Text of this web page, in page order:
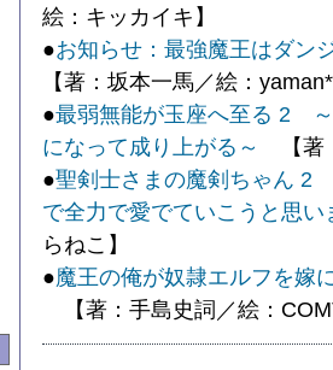
絵：キッカイキ】
●お知らせ：最強魔王はダン
【著：坂本一馬／絵：
●最弱無能が玉座へ至る 2
になって成り上がる～
【著
●聖剣士さまの魔剣ちゃん 2
で全力で愛でていこうと思い
らねこ】
●魔王の俺が奴隷エルフを嫁
【著：手島史詞／絵：